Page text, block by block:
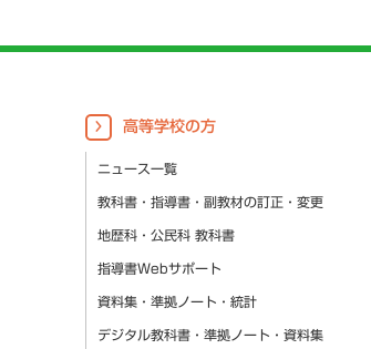
高等学校の方
ニュース一覧
教科書・指導書・副教材の訂正・変更
地歴科・公民科 教科書
指導書Webサポート
資料集・準拠ノート・統計
デジタル教科書・準拠ノート・資料集